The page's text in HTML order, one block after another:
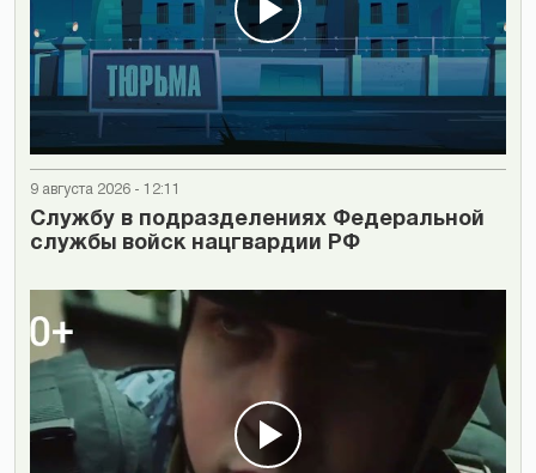
9 августа 2026 - 12:11
Cлужбу в подразделениях Федеральной
службы войск нацгвардии РФ